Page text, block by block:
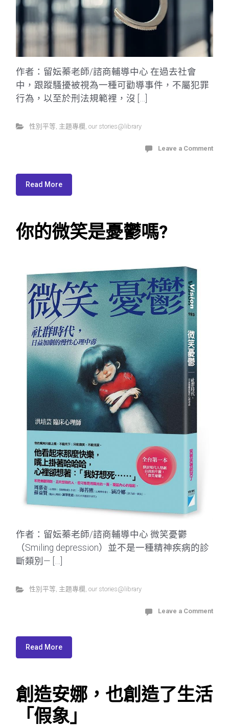
作者：留妘蓁老師/諮商輔導中心 在過去社會
中，跟蹤騷擾被視為一種可勸導事件，不屬犯罪
行為，以至於刑法規範裡，沒 […]
性別平等, 主題專欄 our stories@library
Leave a Comment
Read More
你的微笑是憂鬱嗎?
作者：留妘蓁老師/諮商輔導中心 微笑憂鬱
（Smiling depression）並不是一種精神疾病的診
斷類別— […]
性別平等, 主題專欄 , our stories@library
Leave a Comment
Read More
創造安娜，也創造了生活
「假象」